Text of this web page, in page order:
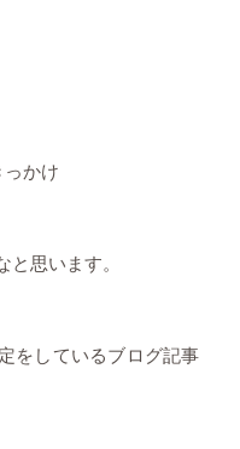
かけ
思います。
をしているブログ記事